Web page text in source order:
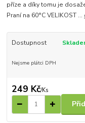
příze a díky tomu je
Praní na 60°C VELIKOST ...
Dostupnost
Nejsme plátci DPH
249 Kč/Ks